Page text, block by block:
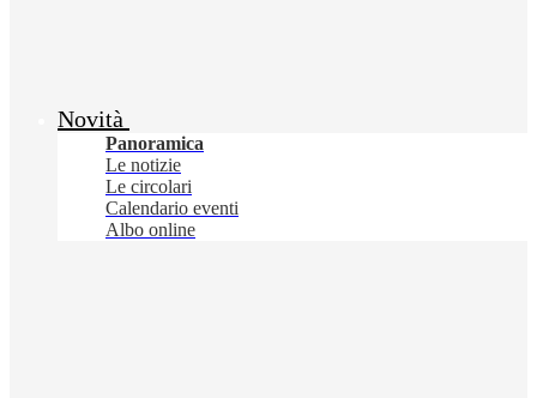
Novità
Panoramica
Le notizie
Le circolari
Calendario eventi
Albo online